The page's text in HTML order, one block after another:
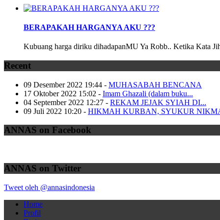
BERAPAKAH HARGANYA AKU ???
Kubuang harga diriku dihadapanMU Ya Robb.. Ketika Kata
Recent
09 Desember 2022 19:44 - MUHASABAH BENCANA
17 Oktober 2022 15:02 - Imam Ghazali (dalam buku...
04 September 2022 12:27 - REKAM JEJAK SYIAH DI...
09 Juli 2022 10:20 - HIKMAH KURBAN, SYUKUR
ANNAS on Facebook
ANNAS on Twitter
Tweet oleh @annasindonesia
Home
Profil